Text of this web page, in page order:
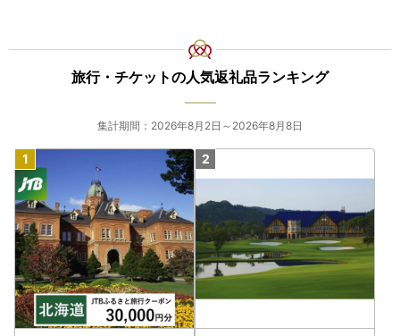
旅行・チケットの人気返礼品ランキング
集計期間：2026年8月2日～2026年8月8日